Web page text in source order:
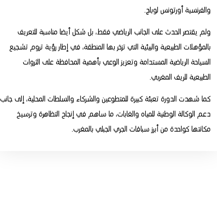
والفرنسية أورتونس لوباج.
ولم يقتصر الحدث على الجانب الرياضي فقط، بل شكل أيضا مناسبة للتعريف
بالمؤهلات الطبيعية والبيئية التي تزخر بها المنطقة، في إطار رؤية تروم تشجيع
السياحة الرياضية المستدامة وتعزيز الوعي بأهمية المحافظة على الثروات
الطبيعية للريف المغربي.
كما شهدت الدورة تعبئة كبيرة للمتطوعين والشركاء والسلطات المحلية، إلى جانب
دعم الوكالة الوطنية للمياه والغابات، ما ساهم في إنجاح التظاهرة وترسيخ
مكانتها كواحدة من أبرز سباقات الجري الجبلي بالمغرب.